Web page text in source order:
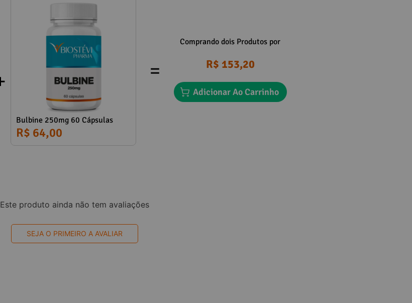
Bulbine 250mg 60 Cápsulas
R$ 64,00
=
Comprando dois Produtos por
R$ 153,20
Adicionar Ao Carrinho
Este produto ainda não tem avaliações
SEJA O PRIMEIRO A AVALIAR